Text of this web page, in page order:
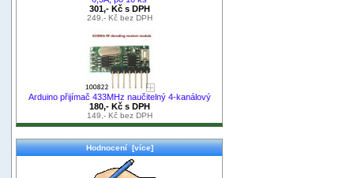
301,- Kč s DPH
249,- Kč bez DPH
Arduino přijímač 433MHz naučitelný 4-kanálový
180,- Kč s DPH
149,- Kč bez DPH
Hodnocení [více]